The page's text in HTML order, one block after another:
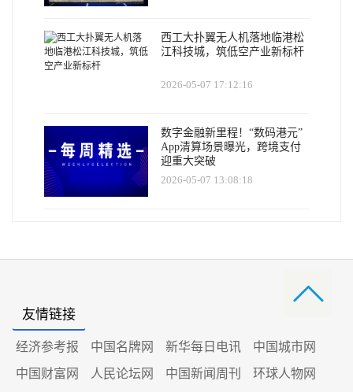
西工大扑翼无人机落地临港松
江科技城，筑低空产业新标杆
2026-05-07 17:12:16
数字金融新里程！“数码港元”
App清算场景曝光，跨境支付
迎重大突破
2026-05-07 13:08:18
友情链接
经济参考报 中国名牌网 新华每日电讯
中国城市网
中国财富网
人民论坛网 中国新闻周刊 环球人物网